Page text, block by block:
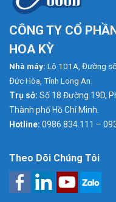
CÔNG TY CỔ
HOA KỲ
Nhà máy: Lô 101A, Đường
Đức Hòa, Tỉnh Long An.
Trụ sở: Số 18 Đường 19D,
Thành phố Hồ Chí Minh.
Hotline: 0986.834.111 –
Theo Dõi Chúng Tôi